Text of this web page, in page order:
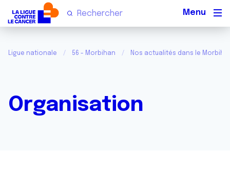
Ligue nationale 56 - Morbihan Nos actualités dans le
Organisation